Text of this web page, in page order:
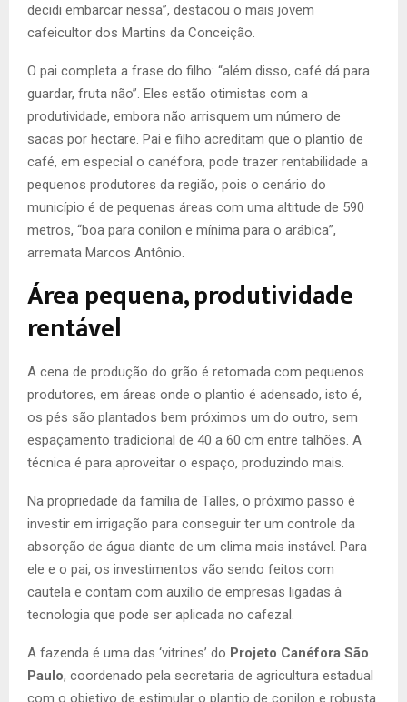
decidi embarcar nessa”, destacou o mais jovem
cafeicultor dos Martins da Conceição.
O pai completa a frase do filho: “além disso, café dá para
guardar, fruta não”. Eles estão otimistas com a
produtividade, embora não arrisquem um número de
sacas por hectare. Pai e filho acreditam que o plantio de
café, em especial o canéfora, pode trazer rentabilidade a
pequenos produtores da região, pois o cenário do
município é de pequenas áreas com uma altitude de 590
metros, “boa para conilon e mínima para o arábica”,
arremata Marcos Antônio.
Área pequena, produtividade
rentável
A cena de produção do grão é retomada com pequenos
produtores, em áreas onde o plantio é adensado, isto é,
os pés são plantados bem próximos um do outro, sem
espaçamento tradicional de 40 a 60 cm entre talhões. A
técnica é para aproveitar o espaço, produzindo mais.
Na propriedade da família de Talles, o próximo passo é
investir em irrigação para conseguir ter um controle da
absorção de água diante de um clima mais instável. Para
ele e o pai, os investimentos vão sendo feitos com
cautela e contam com auxílio de empresas ligadas à
tecnologia que pode ser aplicada no cafezal.
A fazenda é uma das ‘vitrines’ do Projeto Canéfora São
Paulo, coordenado pela secretaria de agricultura estadual
com o objetivo de estimular o plantio de conilon e robusta